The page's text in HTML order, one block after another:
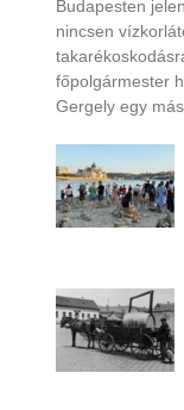
Budapesten
nincsen
főpolgármester
Gergely egy